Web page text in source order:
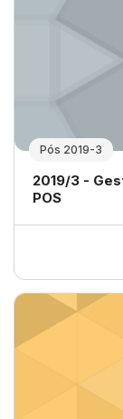
Pós 2019-3
Nome da
2019/3 -
POS